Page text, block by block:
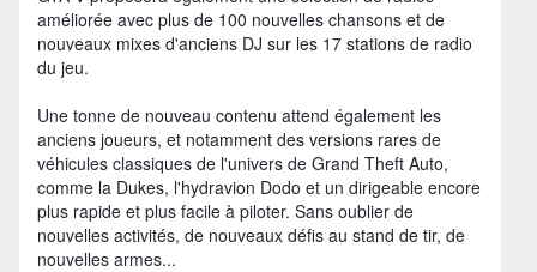
améliorée avec plus de 100 nouvelles chansons et de
nouveaux mixes d'anciens DJ sur les 17 stations de radio
du jeu.
Une tonne de nouveau contenu attend également les
anciens joueurs, et notamment des versions rares de
véhicules classiques de l'univers de Grand Theft Auto,
comme la Dukes, l'hydravion Dodo et un dirigeable encore
plus rapide et plus facile à piloter. Sans oublier de
nouvelles activités, de nouveaux défis au stand de tir, de
nouvelles armes...